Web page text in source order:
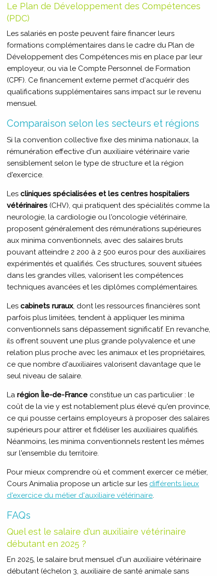
Le Plan de Développement des Compétences
(PDC)
Les salariés en poste peuvent faire financer leurs
formations complémentaires dans le cadre du Plan de
Développement des Compétences mis en place par leur
employeur, ou via le Compte Personnel de Formation
(CPF). Ce financement externe permet d'acquérir des
qualifications supplémentaires sans impact sur le revenu
mensuel.
Comparaison selon les secteurs et régions
Si la convention collective fixe des minima nationaux, la
rémunération effective d'un auxiliaire vétérinaire varie
sensiblement selon le type de structure et la région
d'exercice.
Les cliniques spécialisées et les centres hospitaliers
vétérinaires (CHV), qui pratiquent des spécialités comme la
neurologie, la cardiologie ou l'oncologie vétérinaire,
proposent généralement des rémunérations supérieures
aux minima conventionnels, avec des salaires bruts
pouvant atteindre 2 200 à 2 500 euros pour des auxiliaires
expérimentés et qualifiés. Ces structures, souvent situées
dans les grandes villes, valorisent les compétences
techniques avancées et les diplômes complémentaires.
Les cabinets ruraux, dont les ressources financières sont
parfois plus limitées, tendent à appliquer les minima
conventionnels sans dépassement significatif. En revanche,
ils offrent souvent une plus grande polyvalence et une
relation plus proche avec les animaux et les propriétaires,
ce que nombre d'auxiliaires valorisent davantage que le
seul niveau de salaire.
La région Île-de-France constitue un cas particulier : le
coût de la vie y est notablement plus élevé qu'en province,
ce qui pousse certains employeurs à proposer des salaires
supérieurs pour attirer et fidéliser les auxiliaires qualifiés.
Néanmoins, les minima conventionnels restent les mêmes
sur l'ensemble du territoire.
Pour mieux comprendre où et comment exercer ce métier,
Cours Animalia propose un article sur les différents lieux
d'exercice du métier d'auxiliaire vétérinaire.
FAQs
Quel est le salaire d'un auxiliaire vétérinaire
débutant en 2025 ?
En 2025, le salaire brut mensuel d'un auxiliaire vétérinaire
débutant (échelon 3, auxiliaire de santé animale sans